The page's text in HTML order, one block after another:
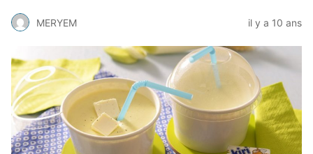
MERYEM il y a 10 ans